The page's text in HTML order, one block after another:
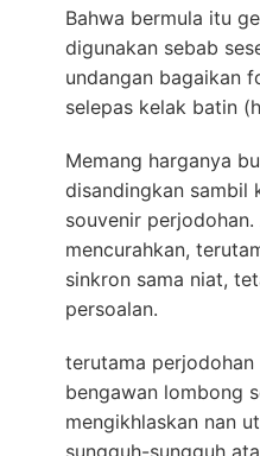
Bahwa bermula itu
digunakan sebab
undangan bagaikan
selepas kelak batin
Memang harganya
disandingkan sambil
souvenir
mencurahkan,
sinkron sama niat,
persoalan.
terutama perjodohan
bengawan lombong
mengikhlaskan nan
sungguh-sungguh